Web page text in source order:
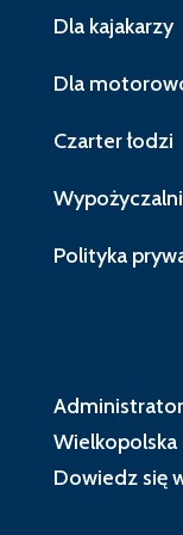
Dla kajakarzy
Dla
Czarter łodzi
Polityka
Wielkopolska
Dowiedz się